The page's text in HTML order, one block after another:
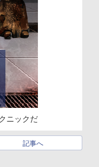
ニックだ
記事へ